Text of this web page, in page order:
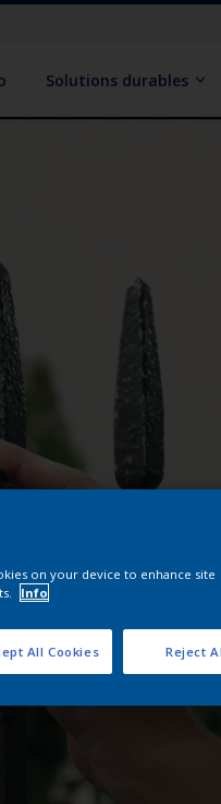
Solutions durables
on your device to enhance site
Info
Reject
All Cookies